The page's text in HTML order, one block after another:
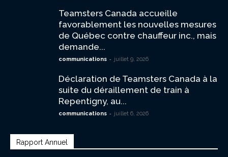
Teamsters Canada accueille
favorablement les nouvelles mesures
de Québec contre chauffeur inc., mais
demande...
communications - juillet 9, 2026
Déclaration de Teamsters Canada à la
suite du déraillement de train à
Repentigny, au...
communications - juillet 6, 2026
Rapport Annuel